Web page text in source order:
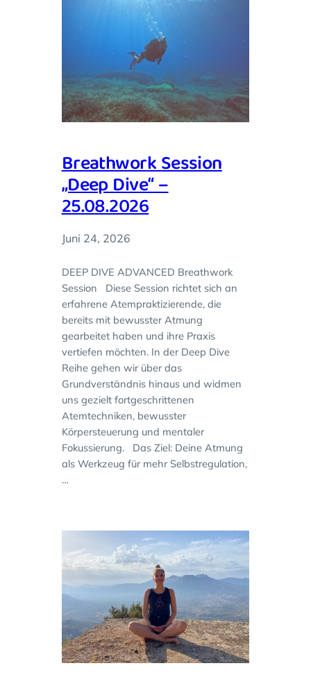
Breathwork Session
„Deep Dive“ –
25.08.2026
Juni 24, 2026
DEEP DIVE ADVANCED Breathwork
Session Diese Session richtet sich an
erfahrene Atempraktizierende, die
bereits mit bewusster Atmung
gearbeitet haben und ihre Praxis
vertiefen möchten. In der Deep Dive
Reihe gehen wir über das
Grundverständnis hinaus und widmen
uns gezielt fortgeschrittenen
Atemtechniken, bewusster
Körpersteuerung und mentaler
Fokussierung. Das Ziel: Deine Atmung
als Werkzeug für mehr Selbstregulation,
…